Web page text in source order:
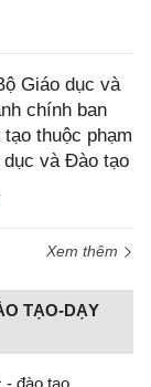
Giáo dục và
chính ban
thuộc phạm
và Đào tạo
Xem thêm
TẠO-DẠY
- đào tạo